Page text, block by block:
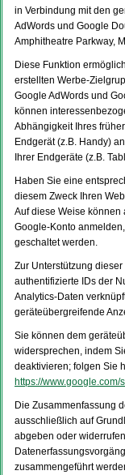
in Verbindung mit den
AdWords und Google
Amphitheatre Parkway,
Diese Funktion
erstellten Werbe-
Google AdWords und
können
Abhängigkeit Ihres
Endgerät (z.B. Handy)
Ihrer Endgeräte (z.B.
Haben Sie eine
diesem Zweck Ihren
Auf diese Weise können
Google-Konto
geschaltet werden.
Zur Unterstützung
authentifizierte IDs der
Analytics-Daten
geräteübergreifende
Sie können dem
widersprechen, indem
deaktivieren; folgen Sie
https://www.google.com/
Die Zusammenfassung
ausschließlich auf
abgeben oder
zusammengeführt